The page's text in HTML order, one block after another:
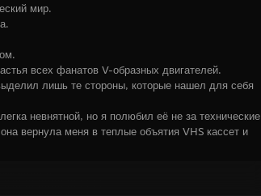
мир.
всех фанатов V-образных двигателей.
лишь те стороны, которые нашел для себя
невнятной, но я полюбил её не за технические
вернула меня в теплые объятия VHS кассет и